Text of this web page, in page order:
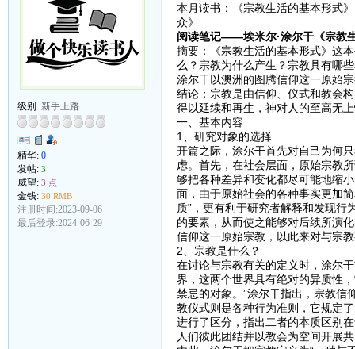
级别: 新手上路
精华: 0
发帖: 3
威望: 3 点
金钱: 30 RMB
注册时间:2023-09-06
最后登录:2024-06-29
本月读书：《宗教生活的基本形式
众》
阅读笔记——埃米尔·涂尔干《宗教
摘要：《宗教生活的基本形式》这
么？宗教为什么产生？宗教具有哪
涂尔干以澳洲的图腾信仰这一原始
结论：宗教是由信仰、仪式和教会
得以延续和再生，神对人的至高无
一、基本内容
1、研究对象的选择
开篇之际，涂尔干首先对自己为何
虑。首先，在社会层面，原始宗教
够把各种差异和变化都尽可能地缩
面，由于原始社会的各种事实更加
质”，更有利于研究者解释和发现
的要素，从而使之能够对后续所演
信仰这一原始宗教，以此来对与宗
2、宗教是什么？
在讨论与宗教有关的定义时，涂尔
界，这两个世界具有绝对的异质性
禁忌的对象。”涂尔干指出，宗教信
教仪式则是各种行为准则，它规定
进行了区分，指出二者的本质区别
人们彼此团结并以教会为空间开展